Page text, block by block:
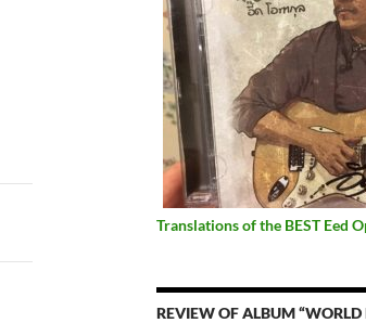
Translations of the BEST Eed
REVIEW OF ALBUM “WORLD